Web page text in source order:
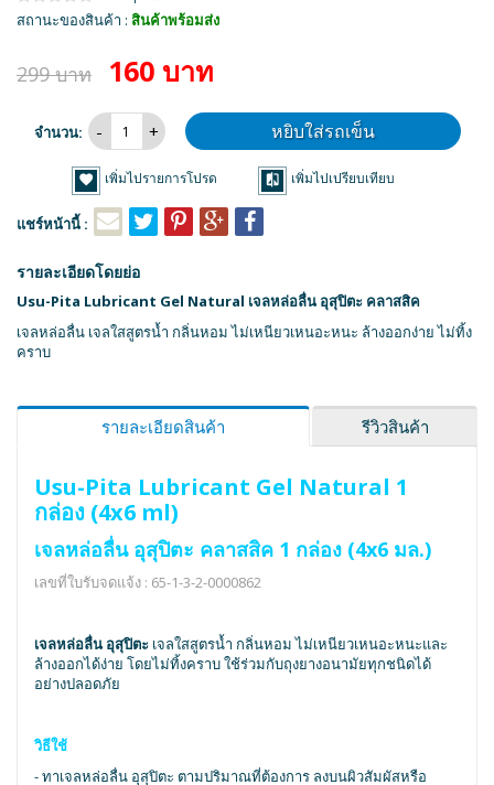
สถานะของสินค้า : สินค้าพร้อมส่ง
299 บาท 160 บาท
จำนวน: หยิบใส่รถเข็น
เพิ่มไปรายการโปรด เพิ่มไปเปรียบเทียบ
แชร์หน้านี้ :
รายละเอียดโดยย่อ
Usu-Pita Lubricant Gel Natural เจลหล่อลื่น อุสุปิตะ คลาสสิค
เจลหล่อลื่น เจลใสสูตรน้ำ กลิ่นหอม ไม่เหนียวเหนอะหนะ ล้างออกง่าย ไม่ทิ้ง
คราบ
รายละเอียดสินค้า รีวิวสินค้า
Usu-Pita Lubricant Gel Natural 1
กล่อง (4x6 ml)
เจลหล่อลื่น อุสุปิตะ คลาสสิค 1 กล่อง (4x6 มล.)
เลขที่ใบรับจดแจ้ง : 65-1-3-2-0000862
เจลหล่อลื่น อุสุปิตะ เจลใสสูตรน้ำ กลิ่นหอม ไม่เหนียวเหนอะหนะและ
ล้างออกได้ง่าย โดยไม่ทิ้งคราบ ใช้ร่วมกับถุงยางอนามัยทุกชนิดได้
อย่างปลอดภัย
วิธีใช้
- ทาเจลหล่อลื่น อุสุปิตะ ตามปริมาณที่ต้องการ ลงบนผิวสัมผัสหรือ